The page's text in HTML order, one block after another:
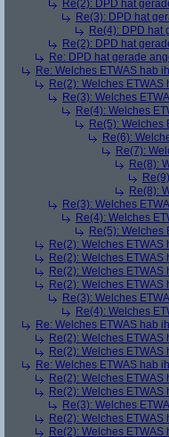
Re(2): DPD hat
Re(3): DPD hat
Re(4): DPD hat
Re(2): DPD hat
Re: DPD hat gerade
Re: Welches ETWAS hab
Re(2): Welches ETWAS
Re(3): Welches
Re(4): Welches
Re(5): Welches
Re(6):
Re(7):
Re(8):
Re(8):
Re(3): Welches
Re(4): Welches
Re(5): Welches
Re(2): Welches ETWAS
Re(2): Welches ETWAS
Re(2): Welches ETWAS
Re(2): Welches ETWAS
Re(3): Welches
Re(4): Welches
Re: Welches ETWAS hab
Re(2): Welches ETWAS
Re(2): Welches ETWAS
Re: Welches ETWAS hab
Re(2): Welches ETWAS
Re(2): Welches ETWAS
Re(3): Welches
Re(2): Welches ETWAS
Re(2): Welches ETWAS